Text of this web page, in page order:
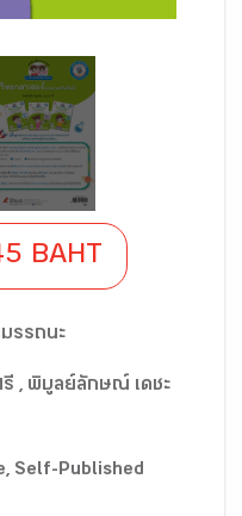
BAHT
รรถนะ
Self-Published